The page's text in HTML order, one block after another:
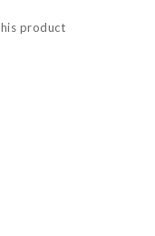
product